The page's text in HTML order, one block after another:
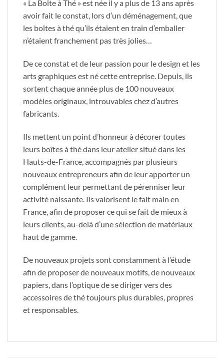
« La Boîte à Thé » est née il y a plus de 13 ans après
avoir fait le constat, lors d’un déménagement, que
les boîtes à thé qu’ils étaient en train d’emballer
n’étaient franchement pas très jolies…
De ce constat et de leur passion pour le design et les
arts graphiques est né cette entreprise. Depuis, ils
sortent chaque année plus de 100 nouveaux
modèles originaux, introuvables chez d’autres
fabricants.
Ils mettent un point d’honneur à décorer toutes
leurs boîtes à thé dans leur atelier situé dans les
Hauts-de-France, accompagnés par plusieurs
nouveaux entrepreneurs afin de leur apporter un
complément leur permettant de pérenniser leur
activité naissante. Ils valorisent le fait main en
France, afin de proposer ce qui se fait de mieux à
leurs clients, au-delà d’une sélection de matériaux
haut de gamme.
De nouveaux projets sont constamment à l’étude
afin de proposer de nouveaux motifs, de nouveaux
papiers, dans l’optique de se diriger vers des
accessoires de thé toujours plus durables, propres
et responsables.